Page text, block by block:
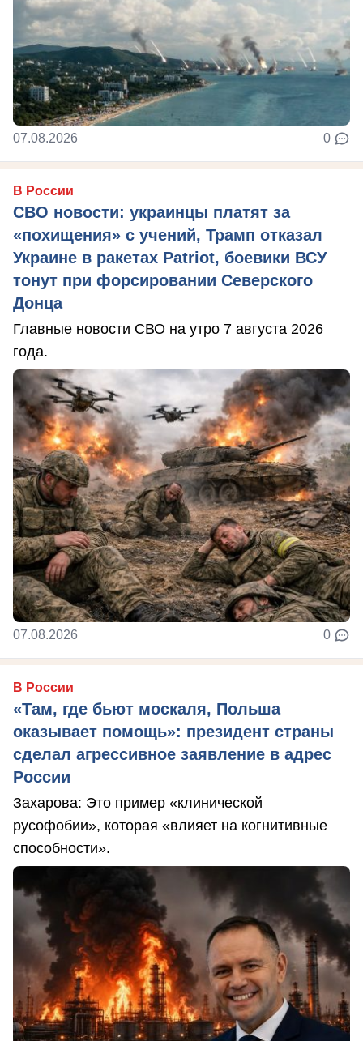
07.08.2026 0
В России
СВО новости: украинцы платят за
«похищения» с учений, Трамп отказал
Украине в ракетах Patriot, боевики ВСУ
тонут при форсировании Северского
Донца
Главные новости СВО на утро 7 августа 2026
года.
07.08.2026 0
В России
«Там, где бьют москаля, Польша
оказывает помощь»: президент страны
сделал агрессивное заявление в адрес
России
Захарова: Это пример «клинической
русофобии», которая «влияет на когнитивные
способности».